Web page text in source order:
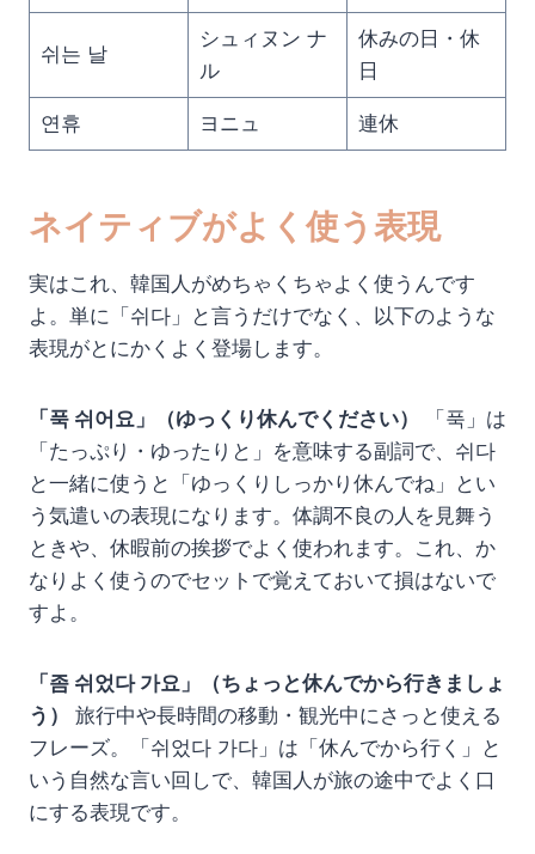
쉬는 날
シュィヌン ナ
ル
休みの日・休
日
연휴 ヨニュ 連休
ネイティブがよく使う表現
実はこれ、韓国人がめちゃくちゃよく使うんです
よ。単に「쉬다」と言うだけでなく、以下のような
表現がとにかくよく登場します。
「푹 쉬어요」（ゆっくり休んでください）
「푹」は
「たっぷり・ゆったりと」を意味する副詞で、쉬다
と一緒に使うと「ゆっくりしっかり休んでね」とい
う気遣いの表現になります。体調不良の人を見舞う
ときや、休暇前の挨拶でよく使われます。これ、か
なりよく使うのでセットで覚えておいて損はないで
すよ。
「좀 쉬었다 가요」（ちょっと休んでから行きましょ
う）
旅行中や長時間の移動・観光中にさっと使える
フレーズ。「쉬었다 가다」は「休んでから行く」と
いう自然な言い回しで、韓国人が旅の途中でよく口
にする表現です。